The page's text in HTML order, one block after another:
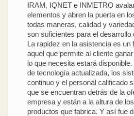
IRAM, IQNET e INMETRO
elementos y abren la puerta en
todas maneras, calidad y
son suficientes para el desarrollo
La rapidez en la asistencia es un
aquel que permite al cliente
lo que necesita estará
de tecnología actualizada, los
continuo y el personal calificado
que se encuentran detrás de la
empresa y están a la altura de
productos que fabrica. Y así fue